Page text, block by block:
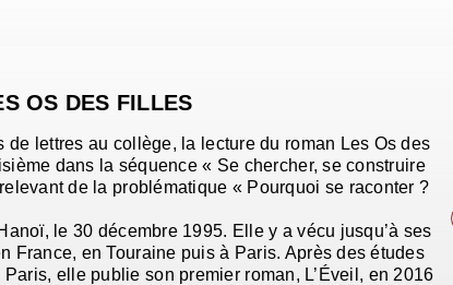
OS DES FILLES
de lettres au collège, la lecture du roman Les Os des
dans la séquence « Se chercher, se construire
de la problématique « Pourquoi se raconter ?
le 30 décembre 1995. Elle y a vécu jusqu’à ses
France, en Touraine puis à Paris. Après des études
Paris, elle publie son premier roman, L’Éveil, en 2016